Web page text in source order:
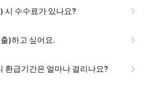
시 수수료가 있나요?
)하고 싶어요.
환급기간은 얼마나 걸리나요?